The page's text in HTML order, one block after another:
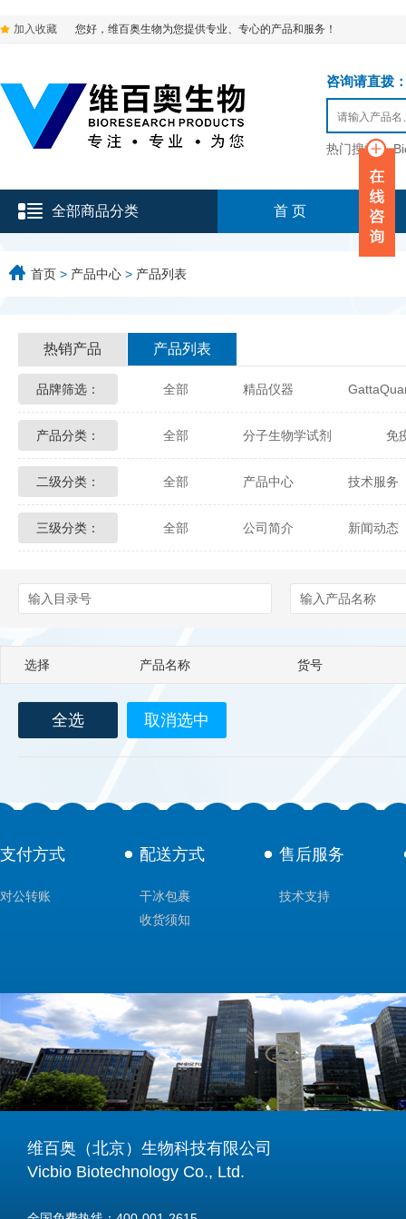
加入收藏 您好，维百奥生物为您提供专业、专心的产品和服务！
咨询请直拨
热门搜索：
全部商品分类 首 页
首页 > 产品中心 > 产品列表
热销产品 产品列表
品牌筛选： 全部 精品仪器
Glycon Biochem Sterlitech
Echelon Biosciences Verichem
Affinity Biologicals Kingfisher
Berry & Associates
LGC Maine Standards
产品分类： 全部 分子生物学试剂 免
化学及生物化学试剂 材料学试剂
二级分类： 全部 产品中心 技术服务
配送方式 售后服务 技术
三级分类： 全部 公司简介 新闻动态
选择 产品名称 货号
全选 取消选中
支付方式
对公转账
配送方式
干冰包裹
收货须知
售后服务
技术支持
维百奥（北京）生物科技有限公司
Vicbio Biotechnology Co., Ltd.